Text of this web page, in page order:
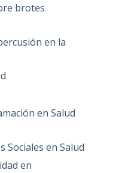
brotes
en la
en Salud
Sociales en Salud
en